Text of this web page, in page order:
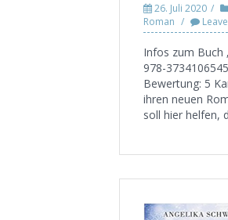
26. Juli 2020
Roman
Infos zum Buch
978-
Bewertung: 5
ihren neuen
soll hier helfen,